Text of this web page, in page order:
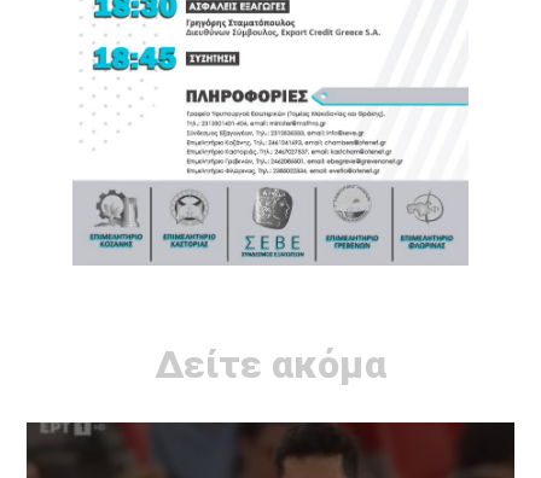
Δείτε ακόμα